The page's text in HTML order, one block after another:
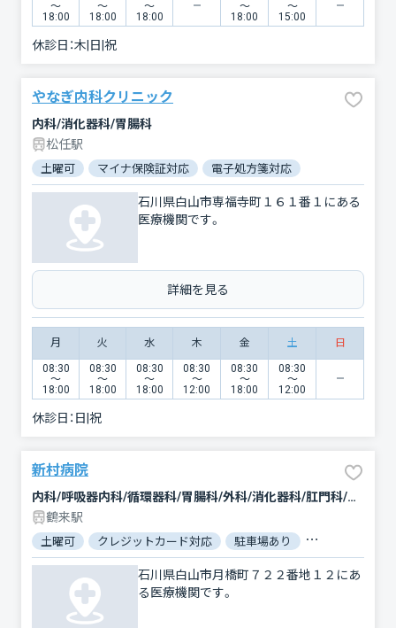
〜
18:00
〜
18:00
〜
18:00
〜
18:00
〜
15:00
休診日：木|日|祝
やなぎ内科クリニック
内科/消化器科/胃腸科
松任駅
土曜可 マイナ保険証対応 電子処方箋対応
石川県白山市専福寺町１６１番１にある
医療機関です。
詳細を見る
月 火 水 木 金 土 日
08:30
〜
18:00
08:30
〜
18:00
08:30
〜
18:00
08:30
〜
12:00
08:30
〜
18:00
08:30
〜
12:00
休診日： 日|祝
新村病院
内科/呼吸器内科/循環器科/胃腸科/外科/消化器科/肛門科/肝臓内科・外科/乳腺外科/整形外科/リハビリテーション/放射線科
鶴来駅
土曜可 クレジットカード対応 駐車場あり バリアフリー
石川県白山市月橋町７２２番地１２にあ
る医療機関です。